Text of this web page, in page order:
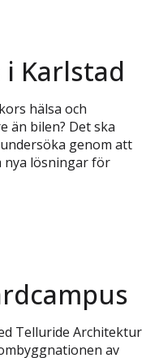
Karlstad
hälsa och
än bilen? Det ska
genom att
nya lösningar för
Telluride Architektur
av